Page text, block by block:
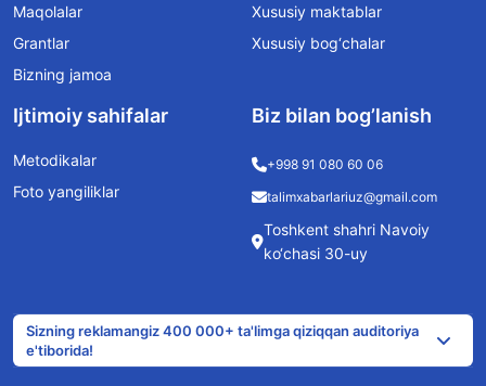
Maqolalar
Grantlar
Bizning jamoa
Xususiy maktablar
Xususiy bog‘chalar
Ijtimoiy sahifalar
Metodikalar
Foto yangiliklar
Biz bilan bog’lanish
+998 91 080 60 06
talimxabarlariuz@gmail.com
Toshkent shahri Navoiy
ko‘chasi 30-uy
Sizning reklamangiz 400 000+ ta'limga qiziqqan auditoriya
e'tiborida!